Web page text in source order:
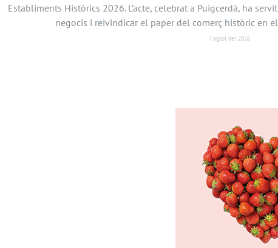
Establiments Històrics 2026. L’acte, celebrat a Puigcerdà, ha
negocis i reivindicar el paper del comerç històric en
7 agost del 2026